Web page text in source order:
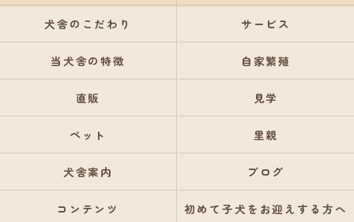
犬舎のこだわり サービス
当犬舎の特徴 自家繁殖
直販 見学
ペット 里親
犬舎案内 ブログ
コンテンツ 初めて子犬をお迎えする方へ